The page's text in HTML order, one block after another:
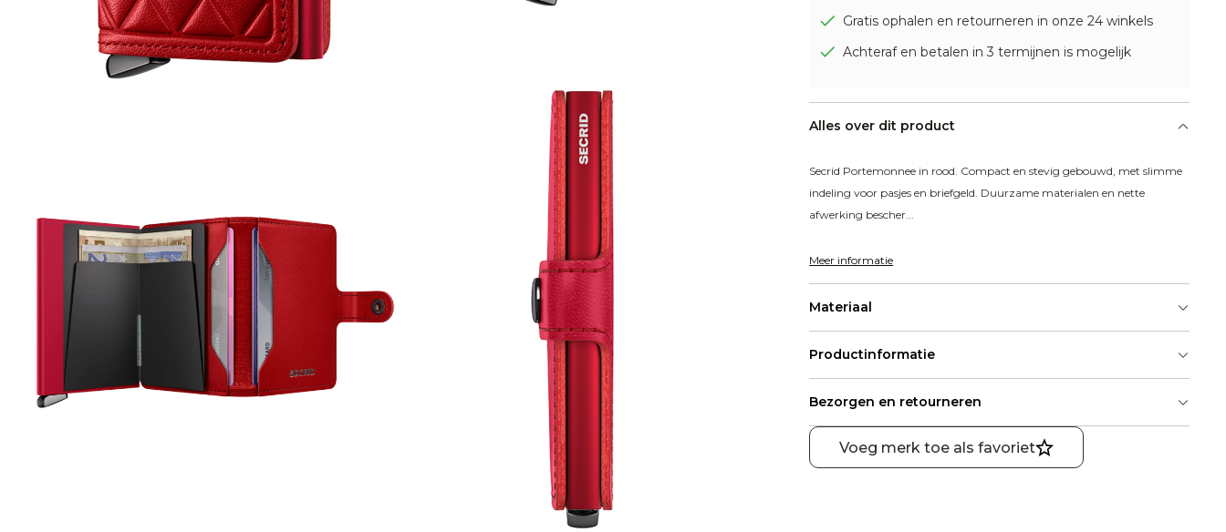
Gratis ophalen en retourneren in onze 24 winkels
Achteraf en betalen in 3 termijnen is mogelijk
Alles over dit product
Secrid Portemonnee in rood. Compact en stevig gebouwd, met slimme
indeling voor pasjes en briefgeld. Duurzame materialen en nette
afwerking bescher...
Meer informatie
Materiaal
Productinformatie
Bezorgen en retourneren
Voeg merk toe als favoriet